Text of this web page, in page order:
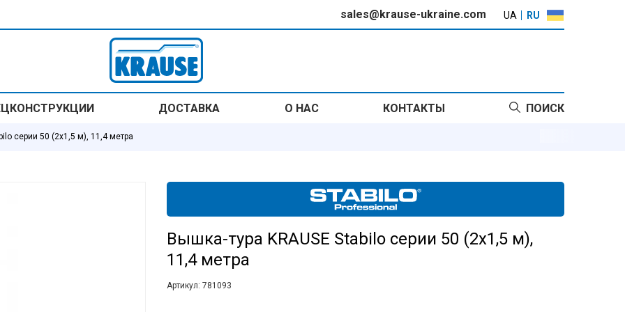
sales@krause-ukraine.com UA RU
ДОСТАВКА О НАС КОНТАКТЫ ПОИСК
серии 50 (2х1,5 м), 11,4 метра
Вышка-тура KRAUSE Stabilo серии 50 (2х1,5 м),
11,4 метра
Артикул: 781093